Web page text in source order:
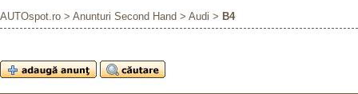
AUTOspot.ro > Anunturi Second Hand > Audi > B4